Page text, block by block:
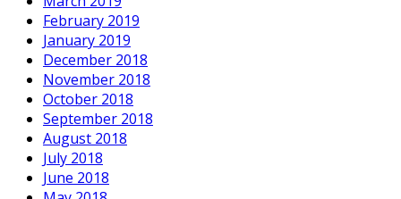
February 2019
January 2019
December 2018
November 2018
October 2018
September 2018
August 2018
July 2018
June 2018